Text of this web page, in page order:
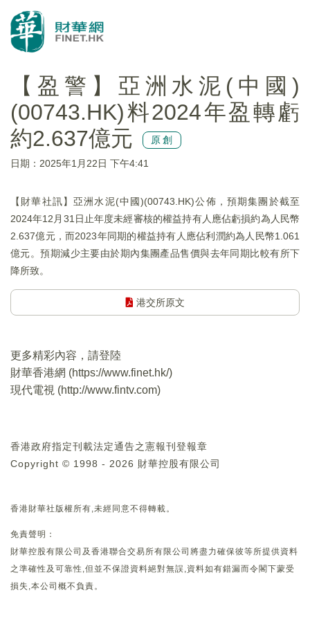
【盈警】亞洲水泥(中國)
(00743.HK)料2024年盈轉虧
約2.637億元
原創
日期：2025年1月22日 下午4:41
【財華社訊】亞洲水泥(中國)(00743.HK)公佈，預期集團於截至
2024年12月31日止年度未經審核的權益持有人應佔虧損約為人民幣
2.637億元，而2023年同期的權益持有人應佔利潤約為人民幣1.061
億元。預期減少主要由於期內集團產品售價與去年同期比較有所下
降所致。
港交所原文
更多精彩內容，請登陸
財華香港網 (https://www.finet.hk/)
現代電視 (http://www.fintv.com)
香港政府指定刊載法定通告之憲報刊登報章
Copyright © 1998 - 2026 財華控股有限公司
香港財華社版權所有,未經同意不得轉載。
免責聲明：
財華控股有限公司及香港聯合交易所有限公司將盡力確保彼等所提供資料
之準確性及可靠性,但並不保證資料絕對無誤,資料如有錯漏而令閣下蒙受
損失,本公司概不負責。